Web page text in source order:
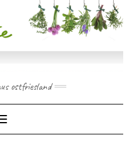
ostfriesland
Toggle Navigation